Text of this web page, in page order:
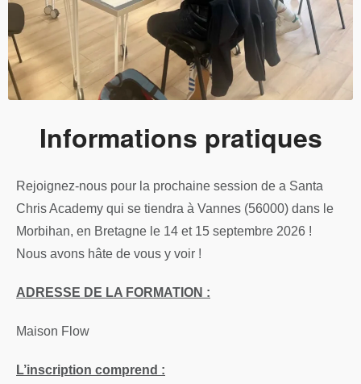
Informations pratiques
Rejoignez-nous pour la prochaine session de a Santa
Chris Academy qui se tiendra à Vannes (56000) dans le
Morbihan, en Bretagne le 14 et 15 septembre 2026 !
Nous avons hâte de vous y voir !
ADRESSE DE LA FORMATION :
Maison Flow
L’inscription comprend :